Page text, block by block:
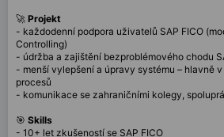
🚀 Projekt
- každodenní podpora uživatelů SAP FICO
Controlling)
- údržba a zajištění bezproblémového chodu
- menší vylepšení a úpravy systému – hlavně
procesů
- komunikace se zahraničními kolegy,
🎯 Skills
- 10+ let zkušeností se SAP FICO